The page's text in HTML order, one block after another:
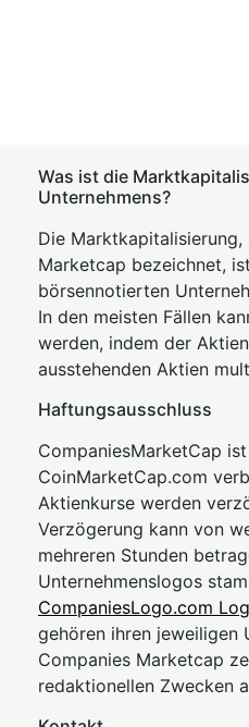
Was ist die
Unternehmens?
Die Marktkapitalisierung,
Marketcap bezeichnet,
börsennotierten
In den meisten Fällen
werden, indem der
ausstehenden Aktien
Haftungsausschluss
CompaniesMarketCap
CoinMarketCap.com
Aktienkurse werden
Verzögerung kann von
mehreren Stunden
Unternehmenslogos
CompaniesLogo.com
gehören ihren jeweiligen
Companies Marketcap
redaktionellen Zwecken